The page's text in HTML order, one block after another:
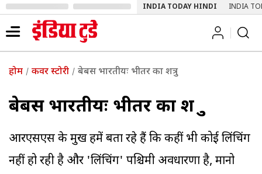
INDIA TODAY HINDI INDIA
होम कवर स्टोरी बेबस भारतीयः भीतर का शत्रु
बेबस भारतीयः भीतर का शत्रु
आरएसएस के प्रमुख हमें बता रहे हैं कि कहीं भी कोई लिंचिंग
नहीं हो रही है और 'लिंचिंग' पश्चिमी अवधारणा है, मानो